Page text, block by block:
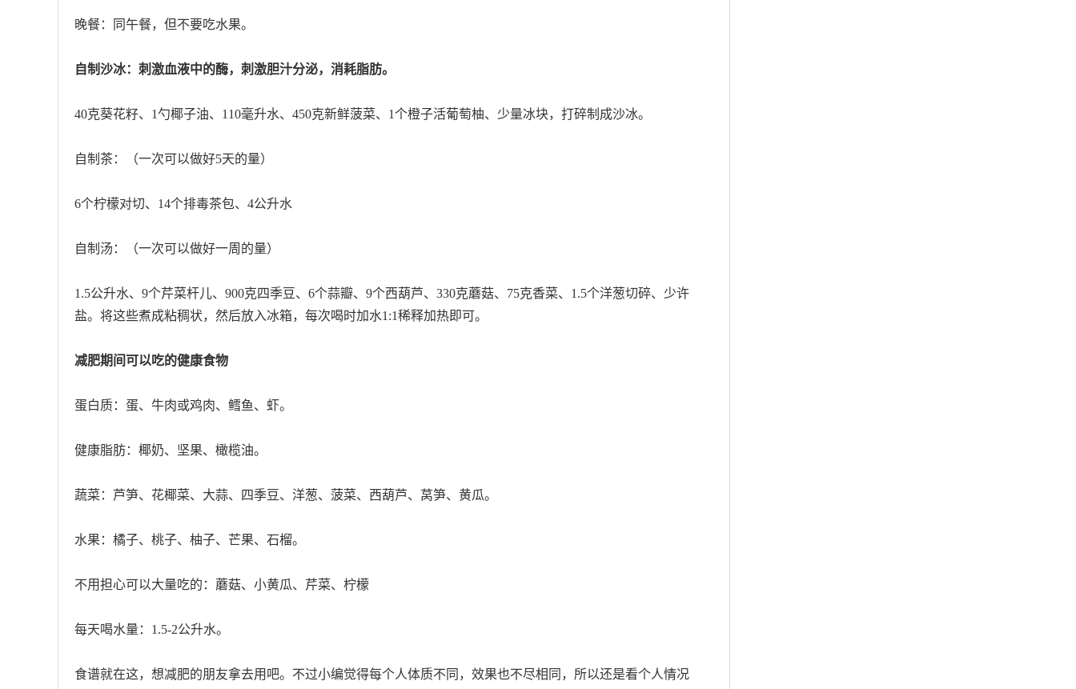
晚餐：同午餐，但不要吃水果。
自制沙冰：刺激血液中的酶，刺激胆汁分泌，消耗脂肪。
40克葵花籽、1勺椰子油、110毫升水、450克新鲜菠菜、1个橙子活葡萄柚、少量冰块，打碎制成沙冰。
自制茶：（一次可以做好5天的量）
6个柠檬对切、14个排毒茶包、4公升水
自制汤：（一次可以做好一周的量）
1.5公升水、9个芹菜杆儿、900克四季豆、6个蒜瓣、9个西葫芦、330克蘑菇、75克香菜、1.5个洋葱切碎、少许
盐。将这些煮成粘稠状，然后放入冰箱，每次喝时加水1:1稀释加热即可。
减肥期间可以吃的健康食物
蛋白质：蛋、牛肉或鸡肉、鳕鱼、虾。
健康脂肪：椰奶、坚果、橄榄油。
蔬菜：芦笋、花椰菜、大蒜、四季豆、洋葱、菠菜、西葫芦、莴笋、黄瓜。
水果：橘子、桃子、柚子、芒果、石榴。
不用担心可以大量吃的：蘑菇、小黄瓜、芹菜、柠檬
每天喝水量：1.5-2公升水。
食谱就在这，想减肥的朋友拿去用吧。不过小编觉得每个人体质不同，效果也不尽相同，所以还是看个人情况